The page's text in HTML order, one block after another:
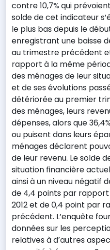
contre 10,7% qui
solde de cet indicateur
le plus bas depuis le
enregistrant une baisse
au trimestre précédent
rapport à la même
des ménages de leur
et de ses évolutions
détériorée au premier
des ménages, leurs
dépenses, alors que
ou puisent dans leurs
ménages déclarent
de leur revenu. Le solde
situation financière
ainsi à un niveau négatif
de 4,4 points par
2012 et de 0,4 point par
précédent. L’enquête
données sur les
relatives à d’autres